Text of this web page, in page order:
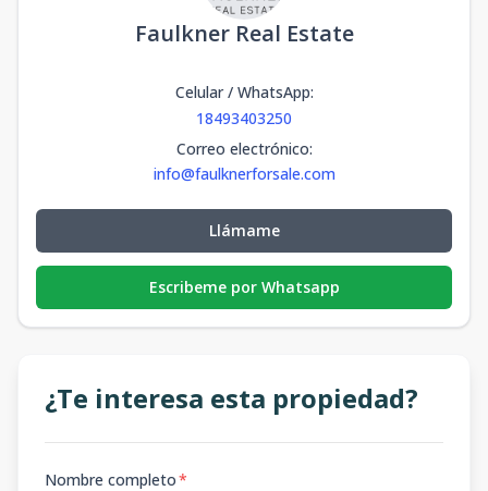
Faulkner Real Estate
Celular / WhatsApp:
18493403250
Correo electrónico:
info@faulknerforsale.com
Llámame
Escribeme por Whatsapp
¿Te interesa esta propiedad?
Nombre completo*